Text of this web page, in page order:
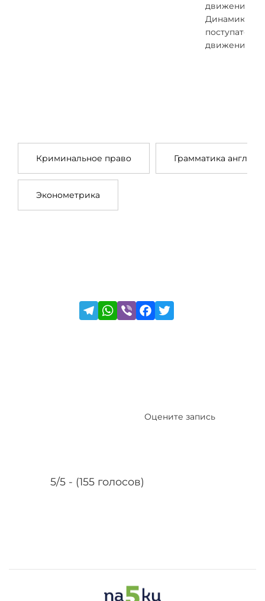
движения,
Динамика
движения
Криминальное право Грамматика
Эконометрика
5/5 - (155 голосов)
Оцените запись